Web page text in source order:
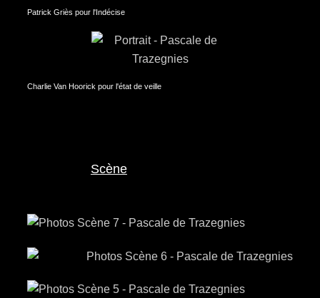
Patrick Griès pour l'Indécise
Charlie Van Hoorick pour l'état de veille
Scène